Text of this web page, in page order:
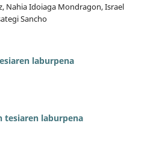
Nahia Idoiaga Mondragon, Israel
Sancho
laburpena
tesiaren laburpena